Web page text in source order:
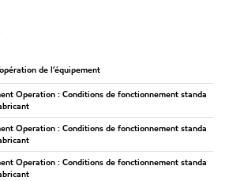
de l’équipement
Operation : Conditions de fonctionnement standa
Operation : Conditions de fonctionnement standa
Operation : Conditions de fonctionnement standa